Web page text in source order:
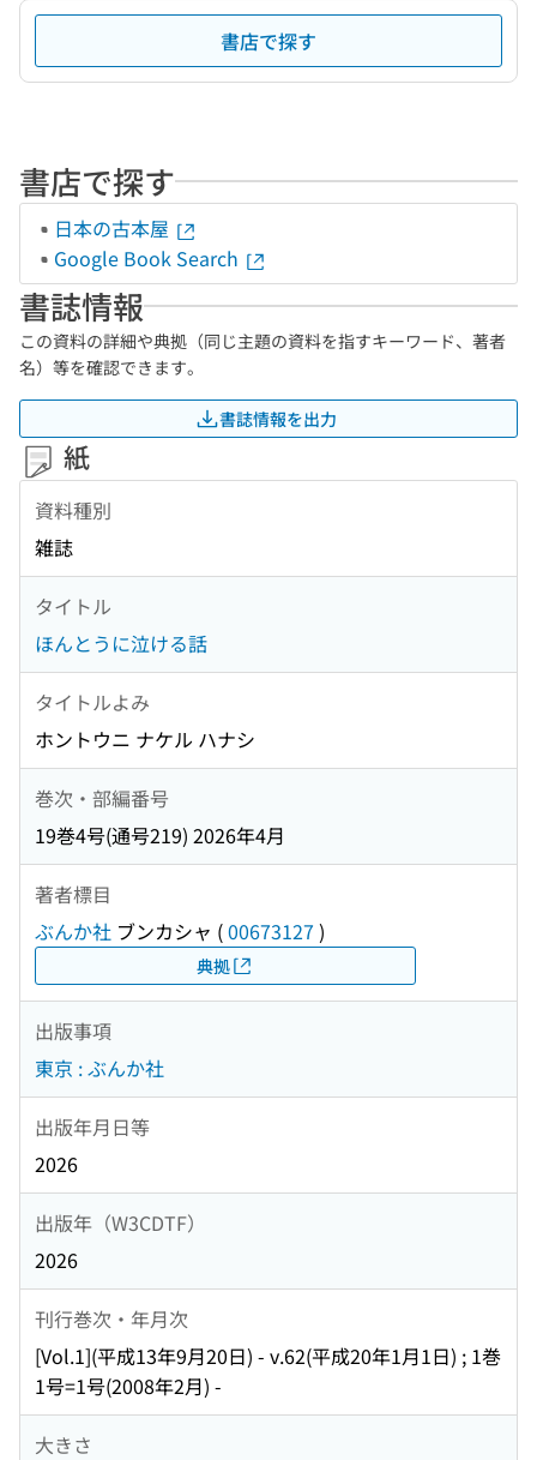
書店で探す
書店で探す
日本の古本屋
Google Book Search
書誌情報
この資料の詳細や典拠（同じ主題の資料を指すキーワード、著者
名）等を確認できます。
書誌情報を出力
紙
資料種別
雑誌
タイトル
ほんとうに泣ける話
タイトルよみ
ホントウニ ナケル ハナシ
巻次・部編番号
19巻4号(通号219) 2026年4月
著者標目
ぶんか社 ブンカシャ (00673127 )
典拠
出版事項
東京 : ぶんか社
出版年月日等
2026
出版年（W3CDTF）
2026
刊行巻次・年月次
[Vol.1](平成13年9月20日) - v.62(平成20年1月1日) ; 1巻
1号=1号(2008年2月) -
大きさ